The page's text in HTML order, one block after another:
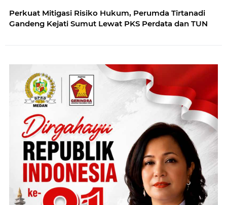
Perkuat Mitigasi Risiko Hukum, Perumda Tirtanadi
Gandeng Kejati Sumut Lewat PKS Perdata dan TUN